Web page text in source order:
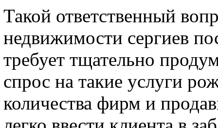
Такой ответственный
недвижимости сергиев
требует тщательно
спрос на такие услуги
количества фирм и